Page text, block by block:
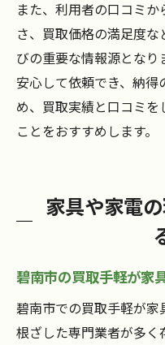
また、利用者の口コミ
さ、買取価格の満足度
びの重要な情報源とな
安心して依頼でき、納
め、買取実績と口コミ
ことをおすすめします。
家具や家電
碧南市の買取手軽が家
碧南市での買取手軽が
根ざした専門業者が多く